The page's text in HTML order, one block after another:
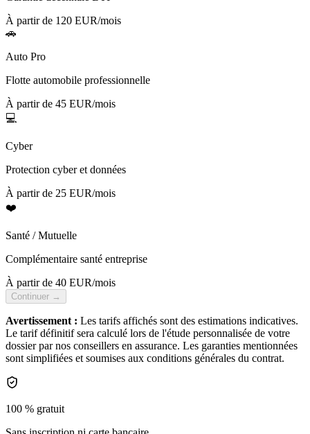
À partir de 120 EUR/mois
🚗
Auto Pro
Flotte automobile professionnelle
À partir de 45 EUR/mois
💻
Cyber
Protection cyber et données
À partir de 25 EUR/mois
❤️
Santé / Mutuelle
Complémentaire santé entreprise
À partir de 40 EUR/mois
Continuer →
Avertissement : Les tarifs affichés sont des estimations indicatives.
Le tarif définitif sera calculé lors de l'étude personnalisée de votre
dossier par nos conseillers en assurance. Les garanties mentionnées
sont simplifiées et soumises aux conditions générales du contrat.
100 % gratuit